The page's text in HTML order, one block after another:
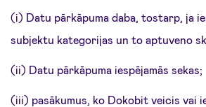
(i) Datu pārkāpuma daba, tostarp, ja
subjektu kategorijas un to aptuveno
(ii) Datu pārkāpuma iespējamās sekas;
(iii) pasākumus, ko Dokobit veicis vai